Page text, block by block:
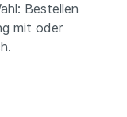
Bestellen
mit oder